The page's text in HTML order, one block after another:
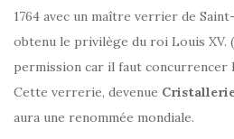
1764 avec un maître verrier de
obtenu le privilège du roi Louis XV.
permission car il faut concurrencer
Cette verrerie, devenue
aura une renommée mondiale.